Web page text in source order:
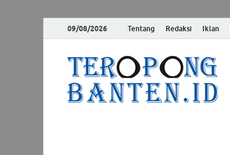
09/08/2026 Tentang Redaksi Iklan